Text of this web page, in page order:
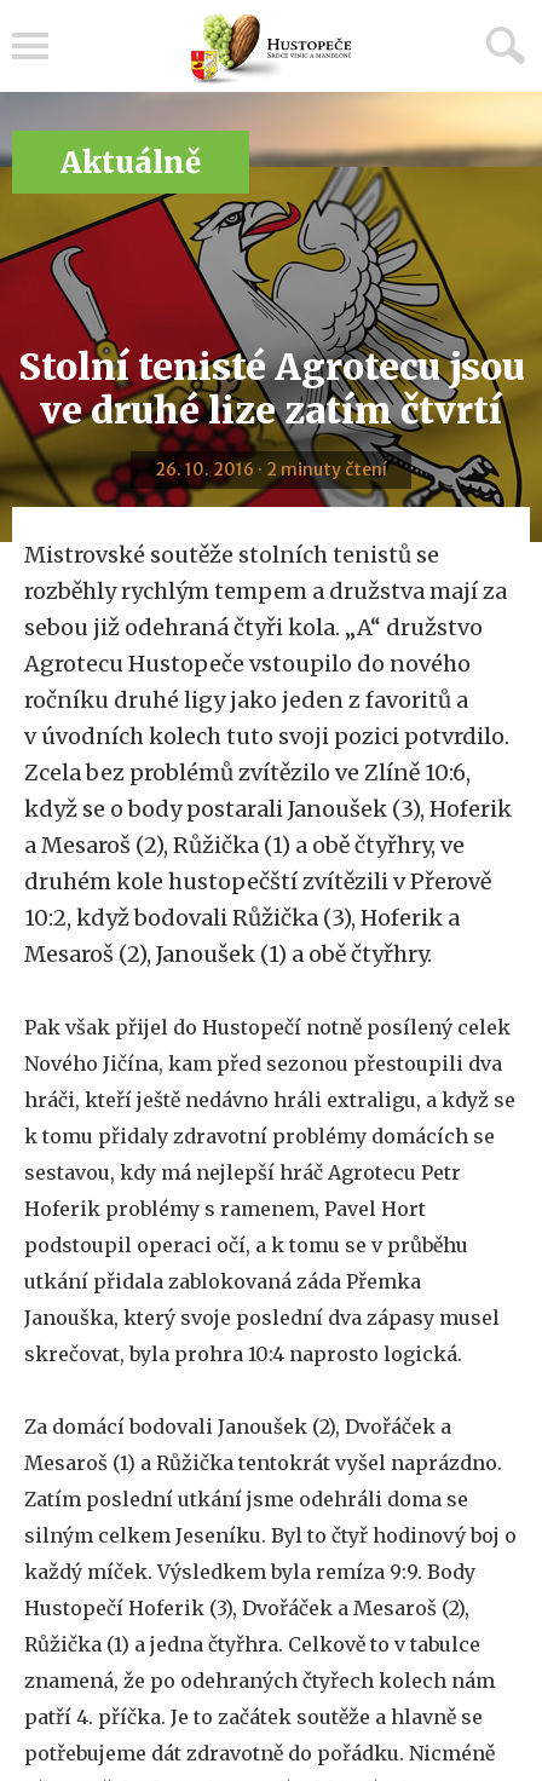
Aktuálně
Stolní tenisté Agrotecu jsou
ve druhé lize zatím čtvrtí
26. 10. 2016 · 2 minuty čtení
Mistrovské soutěže stolních tenistů se
rozběhly rychlým tempem a družstva mají za
sebou již odehraná čtyři kola. „A“ družstvo
Agrotecu Hustopeče vstoupilo do nového
ročníku druhé ligy jako jeden z favoritů a
v úvodních kolech tuto svoji pozici potvrdilo.
Zcela bez problémů zvítězilo ve Zlíně 10:6,
když se o body postarali Janoušek (3), Hoferik
a Mesaroš (2), Růžička (1) a obě čtyřhry, ve
druhém kole hustopečští zvítězili v Přerově
10:2, když bodovali Růžička (3), Hoferik a
Mesaroš (2), Janoušek (1) a obě čtyřhry.
Pak však přijel do Hustopečí notně posílený celek
Nového Jičína, kam před sezonou přestoupili dva
hráči, kteří ještě nedávno hráli extraligu, a když se
k tomu přidaly zdravotní problémy domácích se
sestavou, kdy má nejlepší hráč Agrotecu Petr
Hoferik problémy s ramenem, Pavel Hort
podstoupil operaci očí, a k tomu se v průběhu
utkání přidala zablokovaná záda Přemka
Janouška, který svoje poslední dva zápasy musel
skrečovat, byla prohra 10:4 naprosto logická.
Za domácí bodovali Janoušek (2), Dvořáček a
Mesaroš (1) a Růžička tentokrát vyšel naprázdno.
Zatím poslední utkání jsme odehráli doma se
silným celkem Jeseníku. Byl to čtyř hodinový boj o
každý míček. Výsledkem byla remíza 9:9. Body
Hustopečí Hoferik (3), Dvořáček a Mesaroš (2),
Růžička (1) a jedna čtyřhra. Celkově to v tabulce
znamená, že po odehraných čtyřech kolech nám
patří 4. příčka. Je to začátek soutěže a hlavně se
potřebujeme dát zdravotně do pořádku. Nicméně